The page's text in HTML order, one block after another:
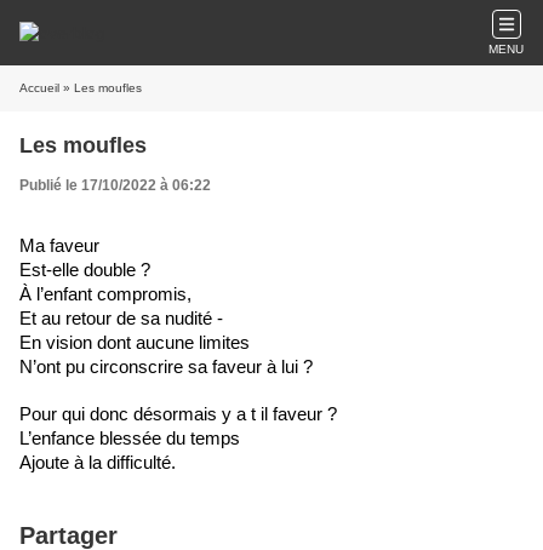
MENU
Accueil » Les moufles
Les moufles
Publié le 17/10/2022 à 06:22
Ma faveur
Est-elle double ?
À l’enfant compromis,
Et au retour de sa nudité -
En vision dont aucune limites
N’ont pu circonscrire sa faveur à lui ?
Pour qui donc désormais y a t il faveur ?
L’enfance blessée du temps
Ajoute à la difficulté.
Partager